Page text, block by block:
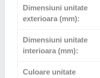
Dimensiuni unitate
exterioara (mm):
Dimensiuni unitate
interioara (mm):
Culoare unitate